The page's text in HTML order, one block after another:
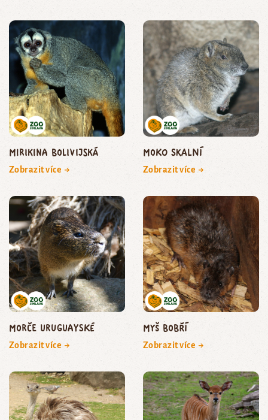
mirikina bolivijská
Zobrazit více →
moko skalní
Zobrazit více →
morče uruguayské
Zobrazit více →
myš bobří
Zobrazit více →